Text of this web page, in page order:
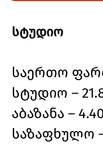
სტუდიო
საერთო
სტუდიო –
აბაზანა –
საზაფხულო –